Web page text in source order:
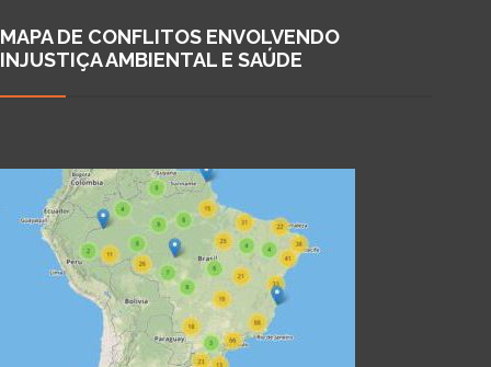
MAPA DE CONFLITOS ENVOLVENDO
INJUSTIÇA AMBIENTAL E SAÚDE